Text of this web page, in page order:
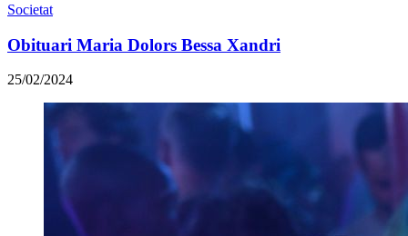
Societat
Obituari Maria Dolors Bessa Xandri
25/02/2024